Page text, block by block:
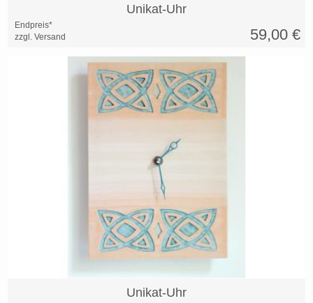
Unikat-Uhr
Endpreis*
zzgl. Versand
59,00 €
Unikat-Uhr